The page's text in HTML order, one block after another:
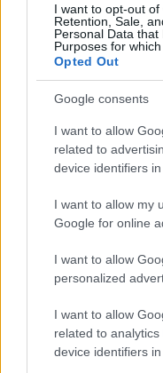
I want to opt-out of
Retention, Sale,
Personal Data
Purposes for
Opted Out
Google consents
I want to allow
related to
device identifiers in
I want to allow my
Google for online
I want to allow
personalized
I want to allow
related to
device identifiers in
Nosaukts
bet tas
vietā ir
Miljoniiztērēti,
Atcelt